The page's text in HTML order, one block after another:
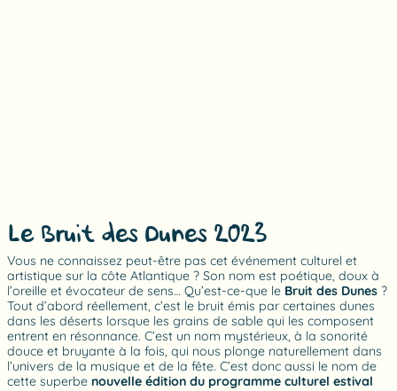
Le Bruit des Dunes 2023
Vous ne connaissez peut-être pas cet événement culturel et
artistique sur la côte Atlantique ? Son nom est poétique, doux à
l’oreille et évocateur de sens… Qu’est-ce-que le Bruit des Dunes ?
Tout d’abord réellement, c’est le bruit émis par certaines dunes
dans les déserts lorsque les grains de sable qui les composent
entrent en résonnance. C’est un nom mystérieux, à la sonorité
douce et bruyante à la fois, qui nous plonge naturellement dans
l’univers de la musique et de la fête. C’est donc aussi le nom de
cette superbe nouvelle édition du programme culturel estival